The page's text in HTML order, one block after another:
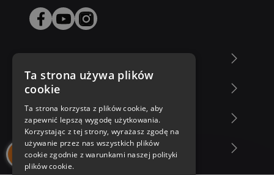
Zakupy u nas
Nasza oferta
Nasi autorzy
Ta strona używa plików
cookie
Ta strona korzysta z plików cookie, aby
zapewnić lepszą wygodę użytkowania.
Korzystając z tej strony, wyrażasz zgodę na
używanie przez nas wszystkich plików
cookie zgodnie z warunkami naszej polityki
plików cookie.